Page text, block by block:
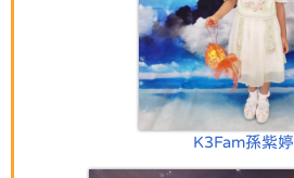
K3Fam孫紫婷